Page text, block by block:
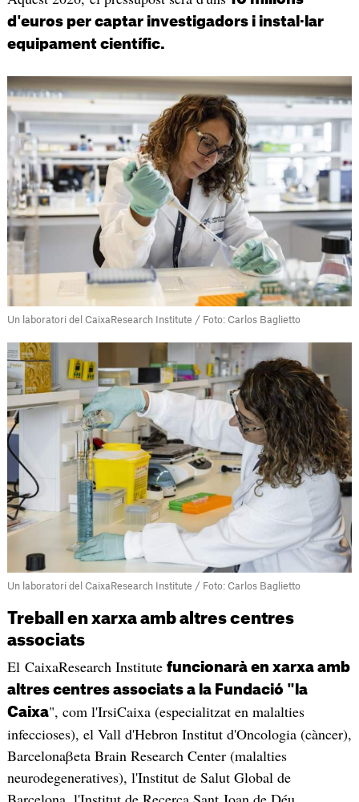
d'euros per captar investigadors i instal·lar
equipament científic.
Un laboratori del CaixaResearch Institute / Foto: Carlos Baglietto
Un laboratori del CaixaResearch Institute / Foto: Carlos Baglietto
Treball en xarxa amb altres centres
associats
El CaixaResearch Institute funcionarà en xarxa amb
altres centres associats a la Fundació "la
Caixa", com l'IrsiCaixa (especialitzat en malalties
infeccioses), el Vall d'Hebron Institut d'Oncologia (càncer),
Barcelonaβeta Brain Research Center (malalties
neurodegeneratives), l'Institut de Salut Global de